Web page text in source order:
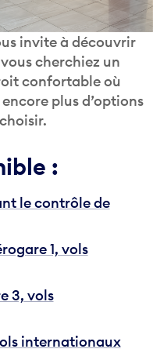
invite à découvrir
cherchiez un
confortable où
plus d’options
:
le contrôle de
1, vols
3, vols
internationaux